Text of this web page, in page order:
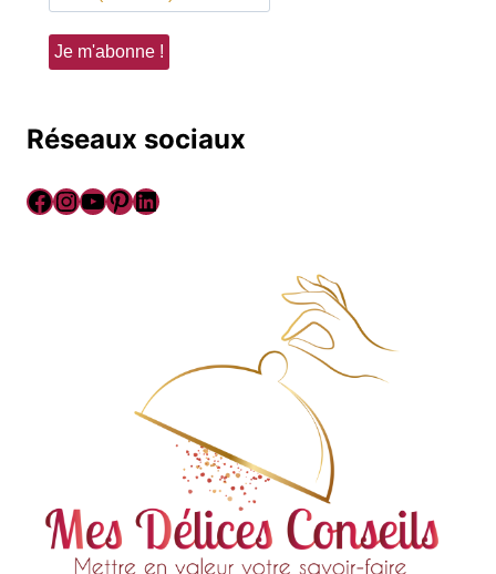
Réseaux sociaux
Facebook
Instagram
YouTube
Pinterest
LinkedIn